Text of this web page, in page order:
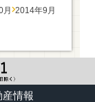
月 2014年9月
情報